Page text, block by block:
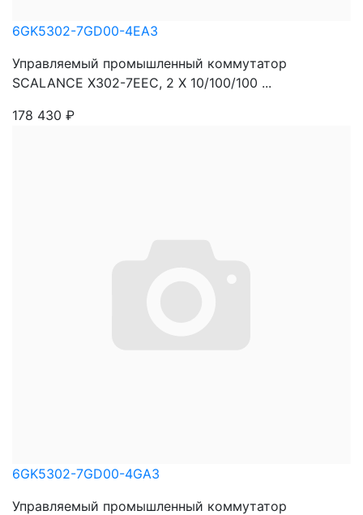
6GK5302-7GD00-4EA3
Управляемый промышленный коммутатор
SCALANCE X302-7EEC, 2 X 10/100/100 ...
178 430 ₽
6GK5302-7GD00-4GA3
Управляемый промышленный коммутатор